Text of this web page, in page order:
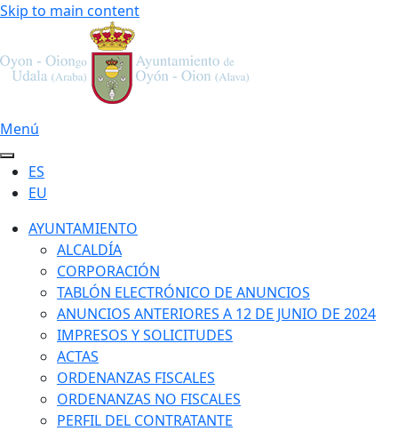
Skip to main content
Menú
ES
EU
AYUNTAMIENTO
ALCALDÍA
CORPORACIÓN
TABLÓN ELECTRÓNICO DE ANUNCIOS
ANUNCIOS ANTERIORES A 12 DE JUNIO DE 2024
IMPRESOS Y SOLICITUDES
ACTAS
ORDENANZAS FISCALES
ORDENANZAS NO FISCALES
PERFIL DEL CONTRATANTE